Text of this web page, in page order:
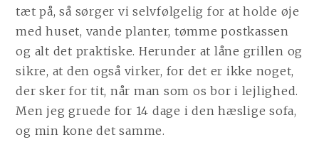
tæt på, så sørger vi selvfølgelig for at holde øje
med huset, vande planter, tømme postkassen
og alt det praktiske. Herunder at låne grillen og
sikre, at den også virker, for det er ikke noget,
der sker for tit, når man som os bor i lejlighed.
Men jeg gruede for 14 dage i den hæslige sofa,
og min kone det samme.